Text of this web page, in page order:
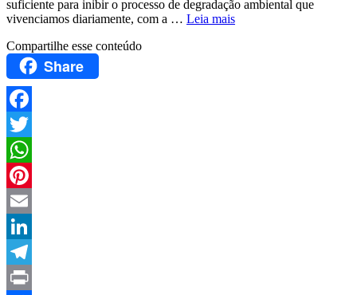
suficiente para inibir o processo de degradação ambiental que
vivenciamos diariamente, com a … Leia mais
Compartilhe esse conteúdo
Share
Facebook
Twitter
WhatsApp
Pinterest
Email
LinkedIn
Telegram